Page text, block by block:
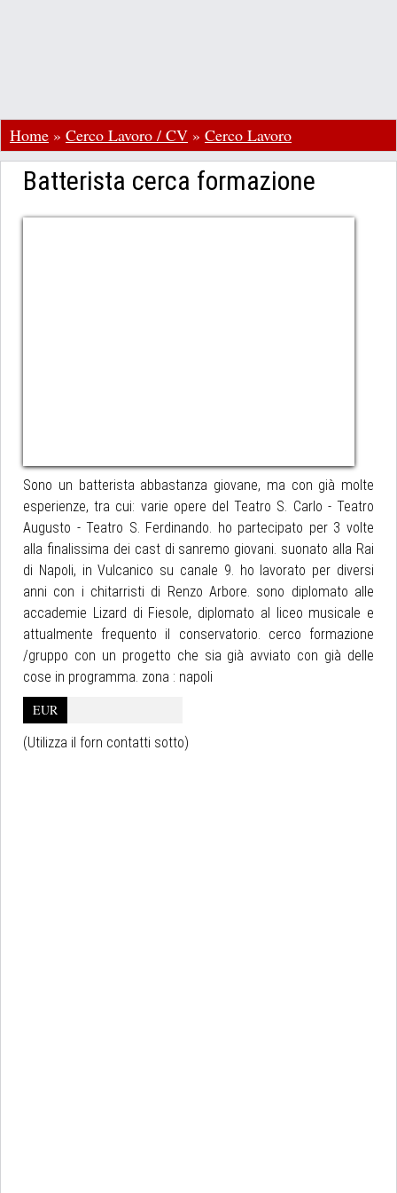
Home » Cerco Lavoro / CV » Cerco Lavoro
Batterista cerca formazione
Sono un batterista abbastanza giovane, ma con già molte
esperienze, tra cui: varie opere del Teatro S. Carlo - Teatro
Augusto - Teatro S. Ferdinando. ho partecipato per 3 volte
alla finalissima dei cast di sanremo giovani. suonato alla Rai
di Napoli, in Vulcanico su canale 9. ho lavorato per diversi
anni con i chitarristi di Renzo Arbore. sono diplomato alle
accademie Lizard di Fiesole, diplomato al liceo musicale e
attualmente frequento il conservatorio. cerco formazione
/gruppo con un progetto che sia già avviato con già delle
cose in programma. zona : napoli
EUR
(Utilizza il forn contatti sotto)